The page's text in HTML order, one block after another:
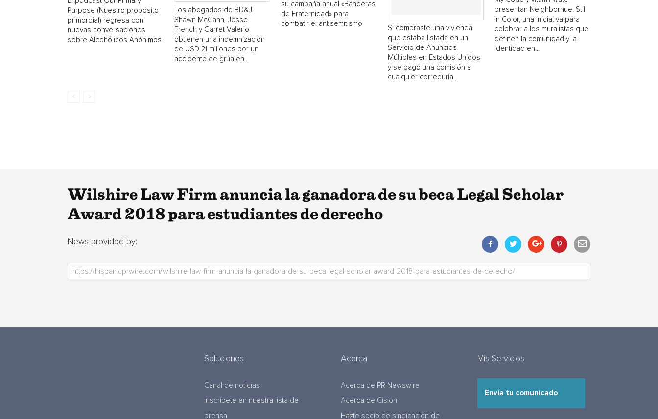
Purpose (Nuestro propósito
primordial) regresa con
nuevas conversaciones
sobre Alcohólicos Anónimos
Los abogados de BD&J
Shawn McCann, Jesse
French y Garret Valerio
obtienen una indemnización
de USD 21 millones por un
accidente de grúa en...
su campaña anual «Banderas
de Fraternidad» para
combatir el antisemitismo
Si compraste una vivienda
que estaba listada en un
Servicio de Anuncios
Múltiples en Estados Unidos
y se pagó una comisión a
cualquier correduría...
presentan Neighborhue: Still
in Color, una iniciativa para
celebrar a los muralistas que
definen la comunidad y la
identidad en...
Wilshire Law Firm anuncia la ganadora de su beca Legal Scholar
Award 2018 para estudiantes de derecho
News provided by:
Soluciones
Canal de noticias
Inscríbete en nuestra lista de
prensa
Acerca
Acerca de PR Newswire
Acerca de Cision
Hazte socio de sindicación de
Mis Servicios
Envía tu comunicado